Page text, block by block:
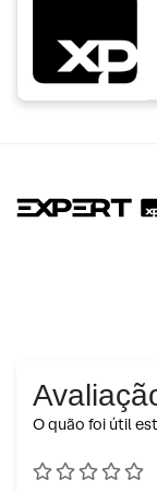
O quão foi útil